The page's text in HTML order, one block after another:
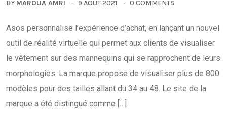
BY MAROUA AMRI 9 AOÛT 2021 0 COMMENTS
Asos personnalise l’expérience d’achat, en lançant un nouvel
outil de réalité virtuelle qui permet aux clients de visualiser
le vêtement sur des mannequins qui se rapprochent de leurs
morphologies. La marque propose de visualiser plus de 800
modèles pour des tailles allant du 34 au 48. Le site de la
marque a été distingué comme […]